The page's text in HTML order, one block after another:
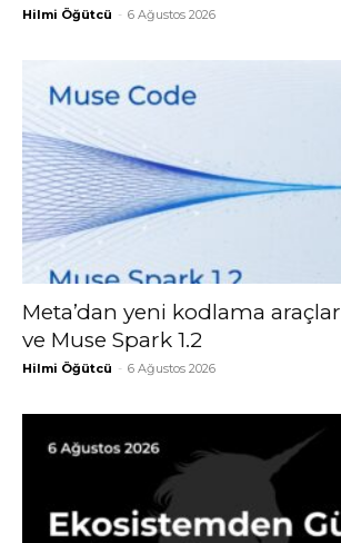
Hilmi Öğütcü - 6 Ağustos 2026
Meta’dan yeni kodlama
ve Muse Spark 1.2
Hilmi Öğütcü - 6 Ağustos 2026